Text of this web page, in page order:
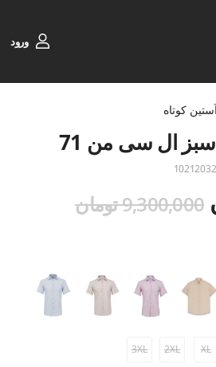
ورود
کوتاه
ال سی من 71
9,300,000 تومان
XL
2XL
3XL